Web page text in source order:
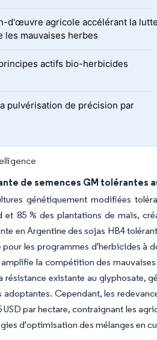
d'œuvre agricole accélérant la lutte
les mauvaises herbes
actifs bio-herbicides
pulvérisation de précision par
de semences GM tolérantes
génétiquement modifiées
et 85 % des plantations de maïs,
en Argentine des sojas HB4
pour les programmes d'herbicides à
la compétition des
résistance existante au glyphosate,
adoptantes. Cependant, les
USD par hectare, contraignant les
d'optimisation des mélanges en